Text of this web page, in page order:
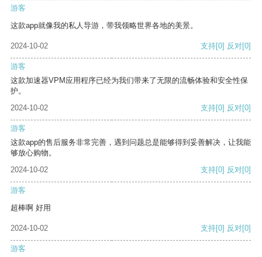
游客
这款app就像我的私人导游，带我领略世界各地的美景。
2024-10-02 支持[0] 反对[0]
游客
这款加速器VPM应用程序已经为我们带来了无限的流畅体验和安全性保
护。
2024-10-02
支持[0] 反对[0]
游客
这款app的售后服务非常完善，遇到问题总是能够得到妥善解决，让我能
够放心购物。
2024-10-02
支持[0] 反对[0]
游客
超棒啊 好用
2024-10-02 支持[0] 反对[0]
游客